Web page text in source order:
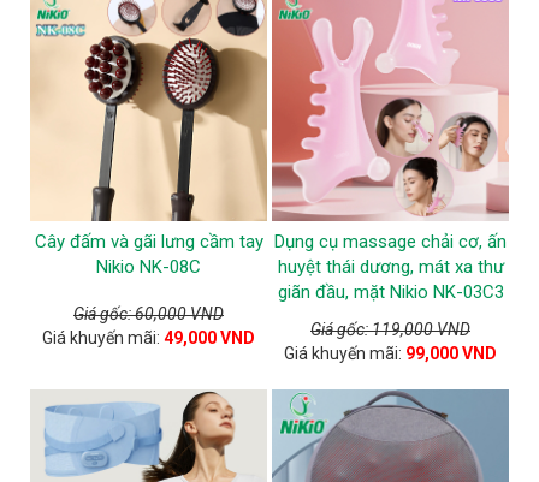
Cây đấm và gãi lưng cầm tay
Nikio NK-08C
Giá gốc: 60,000 VND
Giá khuyến mãi: 49,000 VND
Dụng cụ massage chải cơ, ấn
huyệt thái dương, mát xa thư
giãn đầu, mặt Nikio NK-03C3
Giá gốc: 119,000 VND
Giá khuyến mãi: 99,000 VND